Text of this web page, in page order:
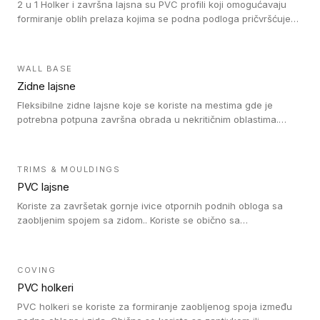
2 u 1 Holker i završna lajsna su PVC profili koji omogućavaju
formiranje oblih prelaza kojima se podna podloga pričvršćuje
WALL BASE
Zidne lajsne
Fleksibilne zidne lajsne koje se koriste na mestima gde je
potrebna potpuna završna obrada u nekritičnim oblastima.
TRIMS & MOULDINGS
PVC lajsne
Koriste za završetak gornje ivice otpornih podnih obloga sa
zaobljenim spojem sa zidom.. Koriste se obično sa
rešenje).
COVING
PVC holkeri
PVC holkeri se koriste za formiranje zaobljenog spoja između